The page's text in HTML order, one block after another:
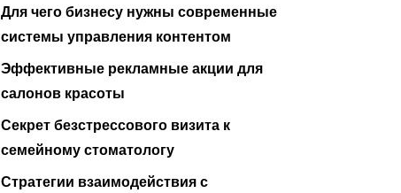
Для чего бизнесу нужны современные
системы управления контентом
Эффективные рекламные акции для
салонов красоты
Секрет безстрессового визита к
семейному стоматологу
Стратегии взаимодействия с